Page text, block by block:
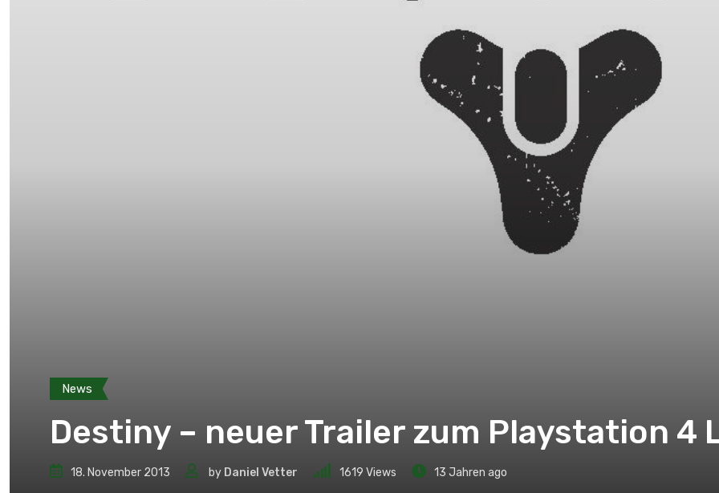
News
Destiny – neuer Trailer zum Playstation 4
18. November 2013 by Daniel Vetter 1619 Views 13 Jahren ago